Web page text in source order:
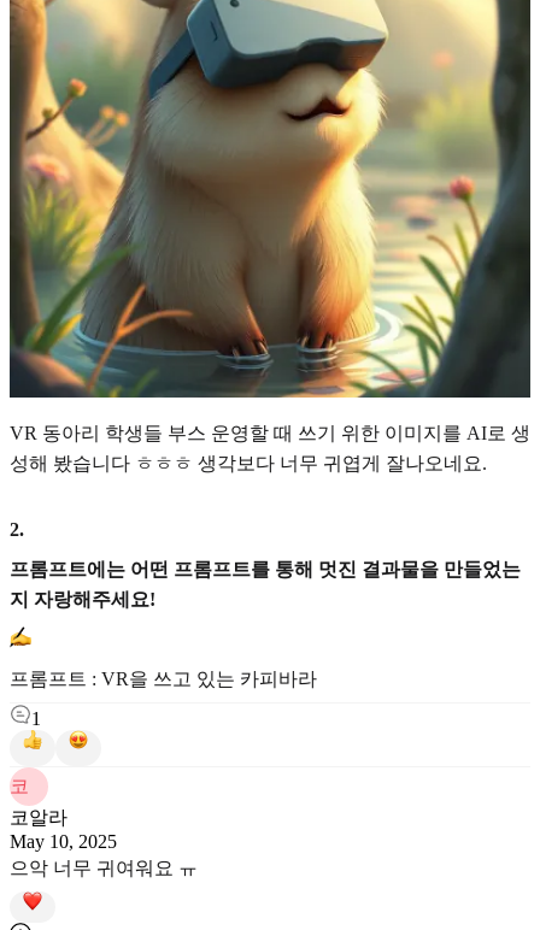
VR 동아리 학생들 부스 운영할 때 쓰기 위한 이미지를 AI로 생
성해 봤습니다 ㅎㅎㅎ 생각보다 너무 귀엽게 잘나오네요.
2.
프롬프트에는 어떤 프롬프트를 통해 멋진 결과물을 만들었는
지 자랑해주세요!
프롬프트 : VR을 쓰고 있는 카피바라
1
코
코알라
May 10, 2025
으악 너무 귀여워요 ㅠ